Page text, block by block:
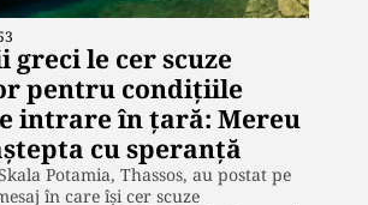
le cer scuze
pentru condițiile
intrare în țară: Mereu
cu speranță
Potamia, Thassos, au postat pe
în care își cer scuze